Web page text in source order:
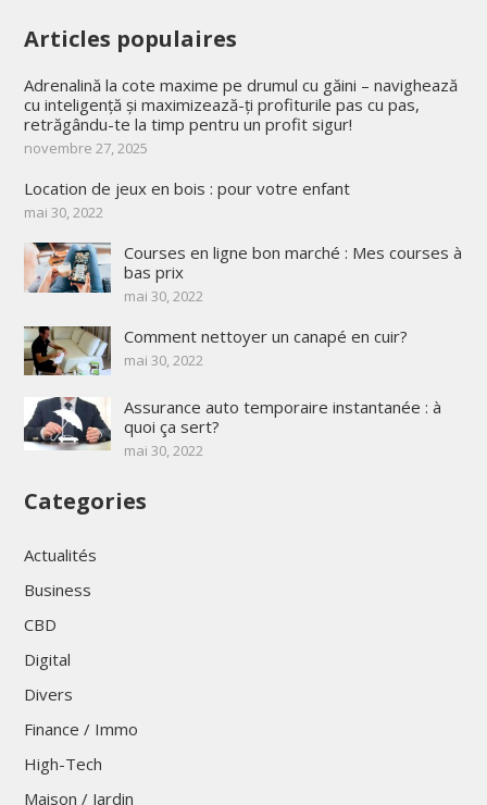
Articles populaires
Adrenalină la cote maxime pe drumul cu găini – navighează
cu inteligență și maximizează-ți profiturile pas cu pas,
retrăgându-te la timp pentru un profit sigur!
novembre 27, 2025
Location de jeux en bois : pour votre enfant
mai 30, 2022
Courses en ligne bon marché : Mes courses à
bas prix
mai 30, 2022
Comment nettoyer un canapé en cuir?
mai 30, 2022
Assurance auto temporaire instantanée : à
quoi ça sert?
mai 30, 2022
Categories
Actualités
Business
CBD
Digital
Divers
Finance / Immo
High-Tech
Maison / Jardin